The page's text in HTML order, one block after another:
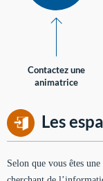
Contactez une
animatrice
Les
Selon que vous êtes